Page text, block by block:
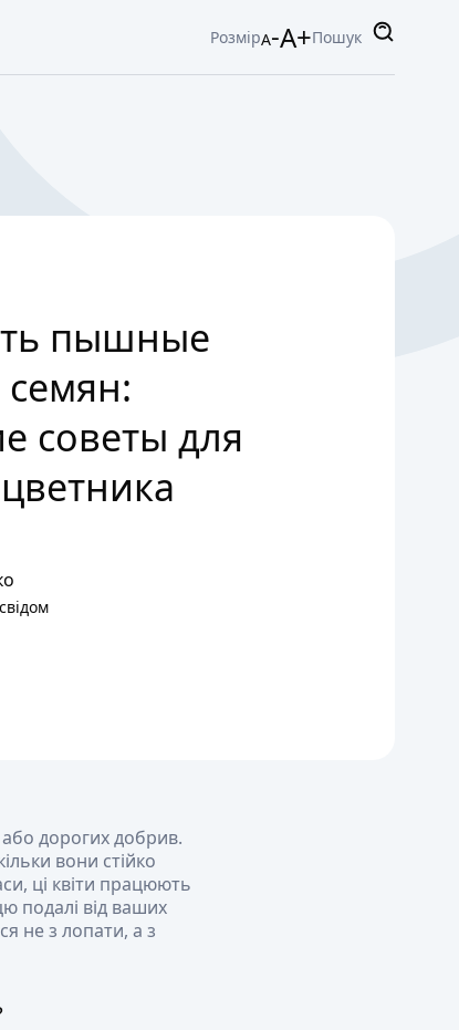
РозмірA-A+Пошук
пышные
советы для
дорогих добрив.
вони стійко
ці квіти працюють
подалі від ваших
не з лопати, а з